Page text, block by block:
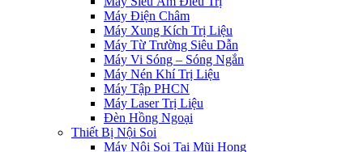
Máy Điện Châm
Máy Xung Kích Trị Liệu
Máy Từ Trường Siêu Dẫn
Máy Vi Sóng – Sóng Ngắn
Máy Nén Khí Trị Liệu
Máy Tập PHCN
Máy Laser Trị Liệu
Đèn Hồng Ngoại
Thiết Bị Nội Soi
Máy Nội Soi Tai Mũi Họng